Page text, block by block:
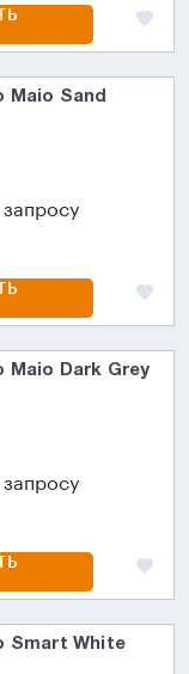
Maio Sand
Maio Dark Grey
Smart White